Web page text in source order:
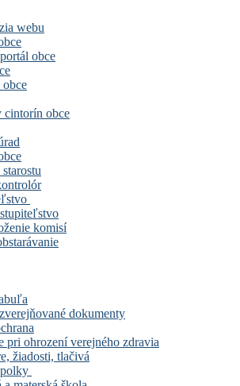
webu
obce
cintorín obce
komisí
dokumenty
pri ohrození verejného zdravia
žiadosti, tlačivá